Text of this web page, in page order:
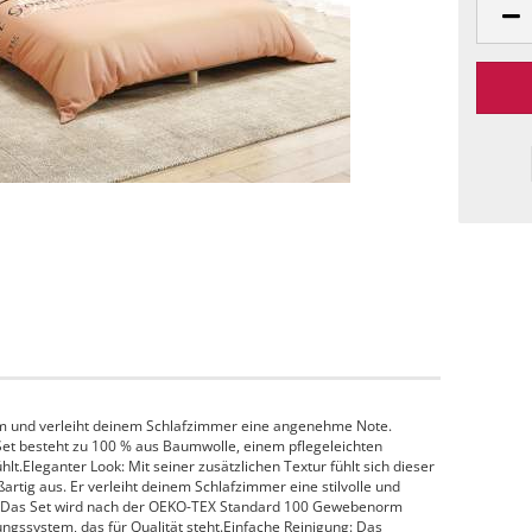
und verleiht deinem Schlafzimmer eine angenehme Note.
besteht zu 100 % aus Baumwolle, einem pflegeleichten
Look: Mit seiner zusätzlichen Textur fühlt sich dieser
aus. Er verleiht deinem Schlafzimmer eine stilvolle und
Set wird nach der OEKO-TEX Standard 100 Gewebenorm
das für Qualität steht.Einfache Reinigung: Das